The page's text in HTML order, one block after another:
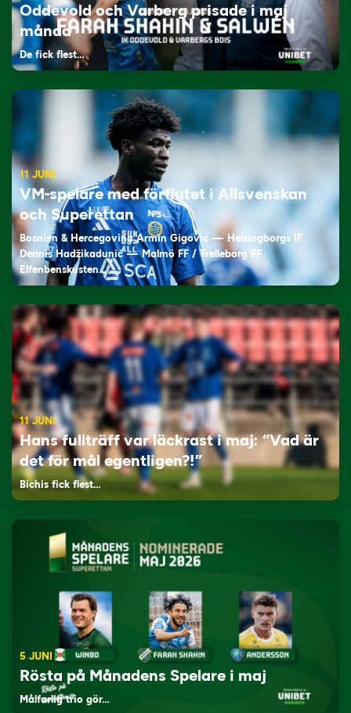
Oddevold och Varberg prisade i maj
månad
De fick flest…
11 JUNI
VM-spelare med förflutet i Allsvenskan
och Superettan
Bosnien & Hercegovina Armin Gigovic — Helsingborgs IF
Dennis Hadžikadunić — Malmö FF / Trelleborg FF
Elfenbenskusten…
11 JUNI
Hans fullträff var läckrast i maj: “Vad är
det för mål egentligen?!”
Bichis fick flest…
5 JUNI
Rösta på Månadens Spelare i maj
Målfarlig trio gör…